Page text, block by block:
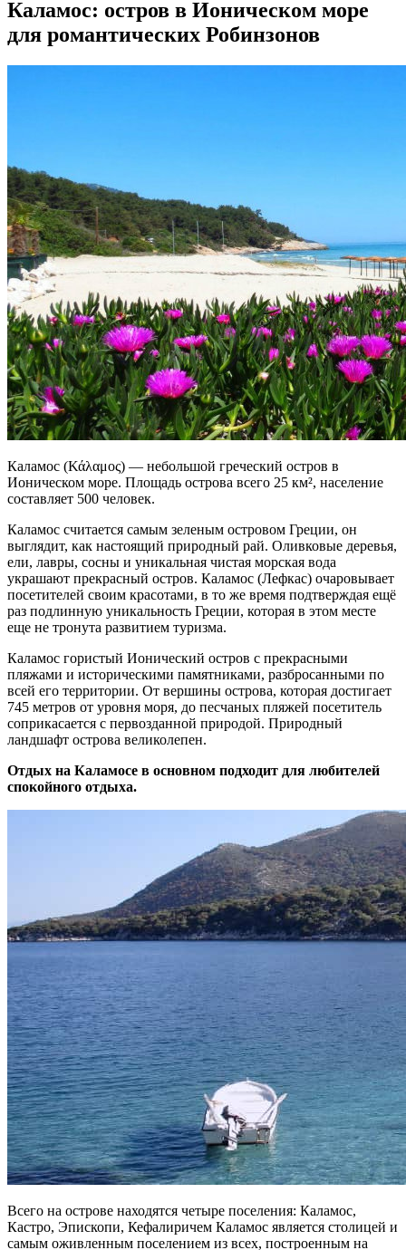
Каламос: остров в Ионическом море
для романтических Робинзонов
Каламос (Κάλαμος) — небольшой греческий остров в
Ионическом море. Площадь острова всего 25 км², население
составляет 500 человек.
Каламос считается самым зеленым островом Греции, он
выглядит, как настоящий природный рай. Оливковые деревья,
ели, лавры, сосны и уникальная чистая морская вода
украшают прекрасный остров. Каламос (Лефкас) очаровывает
посетителей своим красотами, в то же время подтверждая ещё
раз подлинную уникальность Греции, которая в этом месте
еще не тронута развитием туризма.
Каламос гористый Ионический остров с прекрасными
пляжами и историческими памятниками, разбросанными по
всей его территории. От вершины острова, которая достигает
745 метров от уровня моря, до песчаных пляжей посетитель
соприкасается с первозданной природой. Природный
ландшафт острова великолепен.
Отдых на Каламосе в основном подходит для любителей
спокойного отдыха.
Всего на острове находятся четыре поселения: Каламос,
Кастро, Эпископи, Кефалиричем Каламос является столицей и
самым оживленным поселением из всех, построенным на